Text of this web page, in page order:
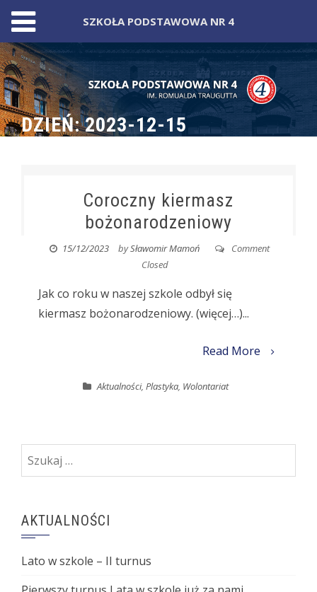
Skip
to
content
DZIEŃ:2023-12-15
Coroczny kiermasz
bożonarodzeniowy
15/12/2023 bySławomir Mamoń
Comment
Closed
Jak co roku w naszej szkole odbył się
kiermasz bożonarodzeniowy. (więcej…)...
Read More
Aktualności, Plastyka, Wolontariat
Szukaj:
AKTUALNOŚCI
Lato w szkole – II turnus
SZKOŁA PODSTAWOWA NR 4